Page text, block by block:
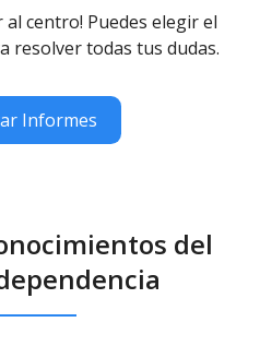
al centro! Puedes elegir el
resolver todas tus dudas.
Informes
del